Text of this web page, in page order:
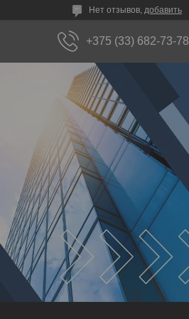
Нет отзывов, добавить
+375 (33) 682-73-78